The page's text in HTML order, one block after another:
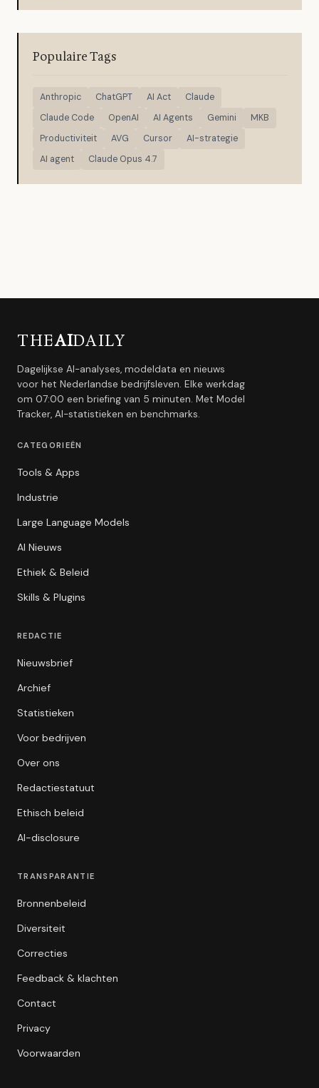
Populaire Tags
Anthropic ChatGPT AI Act
Claude
Claude Code
OpenAI AI Agents Gemini
MKB
Productiviteit
AVG Cursor
AI-strategie
AI agent
Claude Opus 4.7
THEAIDAILY
Dagelijkse AI-analyses, modeldata en nieuws
voor het Nederlandse bedrijfsleven. Elke werkdag
om 07:00 een briefing van 5 minuten. Met Model
Tracker, AI-statistieken en benchmarks.
CATEGORIEËN
Tools & Apps
Industrie
Large Language Models
AI Nieuws
Ethiek & Beleid
Skills & Plugins
REDACTIE
Nieuwsbrief
Archief
Statistieken
Voor bedrijven
Over ons
Redactiestatuut
Ethisch beleid
AI-disclosure
TRANSPARANTIE
Bronnenbeleid
Diversiteit
Correcties
Feedback & klachten
Contact
Privacy
Voorwaarden